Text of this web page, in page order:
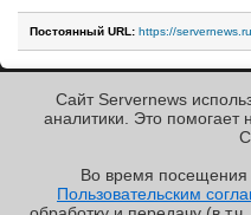
Постоянный URL: https://
« Назад к ленте
Сайт Servernews
аналитики. Это помогает
Во время посещения
Пользовательским